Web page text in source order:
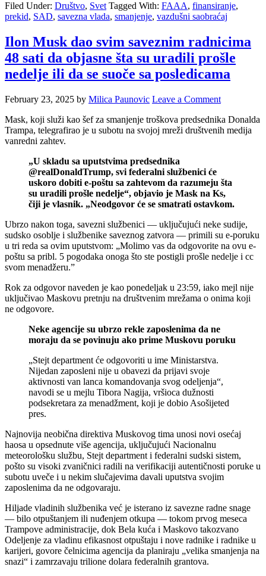
Filed Under: Društvo, Svet Tagged With: FAAA, finansiranje,
prekid, SAD, savezna vlada, smanjenje, vazdušni saobraćaj
Ilon Musk dao svim saveznim radnicima
48 sati da objasne šta su uradili prošle
nedelje ili da se suoče sa posledicama
February 23, 2025 by Milica Paunovic Leave a Comment
Mask, koji služi kao šef za smanjenje troškova predsednika Donalda
Trampa, telegrafirao je u subotu na svojoj mreži društvenih medija
vanredni zahtev.
„U skladu sa uputstvima predsednika
@realDonaldTrump, svi federalni službenici će
uskoro dobiti e-poštu sa zahtevom da razumeju šta
su uradili prošle nedelje“, objavio je Mask na Ks,
čiji je vlasnik. „Neodgovor će se smatrati ostavkom.
Ubrzo nakon toga, savezni službenici — uključujući neke sudije,
sudsko osoblje i službenike saveznog zatvora — primili su e-poruku
u tri reda sa ovim uputstvom: „Molimo vas da odgovorite na ovu e-
poštu sa pribl. 5 pogodaka onoga što ste postigli prošle nedelje i cc
svom menadžeru.”
Rok za odgovor naveden je kao ponedeljak u 23:59, iako mejl nije
uključivao Maskovu pretnju na društvenim mrežama o onima koji
ne odgovore.
Neke agencije su ubrzo rekle zaposlenima da ne
moraju da se povinuju ako prime Muskovu poruku
„Stejt department će odgovoriti u ime Ministarstva.
Nijedan zaposleni nije u obavezi da prijavi svoje
aktivnosti van lanca komandovanja svog odeljenja“,
navodi se u mejlu Tibora Nagija, vršioca dužnosti
podsekretara za menadžment, koji je dobio Asošijeted
pres.
Najnovija neobična direktiva Muskovog tima unosi novi osećaj
haosa u opsednute više agencija, uključujući Nacionalnu
meteorološku službu, Stejt department i federalni sudski sistem,
pošto su visoki zvaničnici radili na verifikaciji autentičnosti poruke u
subotu uveče i u nekim slučajevima davali uputstva svojim
zaposlenima da ne odgovaraju.
Hiljade vladinih službenika već je isterano iz savezne radne snage
— bilo otpuštanjem ili nuđenjem otkupa — tokom prvog meseca
Trampove administracije, dok Bela kuća i Maskovo takozvano
Odeljenje za vladinu efikasnost otpuštaju i nove radnike i radnike u
karijeri, govore čelnicima agencija da planiraju „velika smanjenja na
snazi“ i zamrzavaju trilione dolara federalnih grantova.